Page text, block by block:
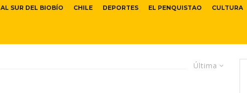
AL SUR DEL BIOBÍO CHILE DEPORTES EL PENQUISTAO CULTURA
Última